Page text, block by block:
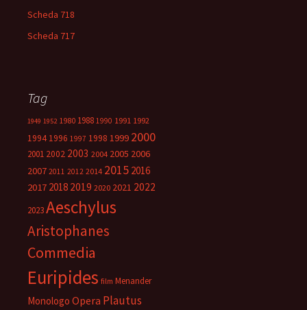
Scheda 718
Scheda 717
Tag
1949 1952 1980 1988 1990 1991 1992
1994 1996 1997 1998 1999 2000
2001 2002 2003 2004 2005 2006
2007 2011 2012 2014 2015 2016
2017 2018 2019 2020 2021 2022
2023Aeschylus
Aristophanes
Commedia
Euripides film Menander
Monologo Opera Plautus